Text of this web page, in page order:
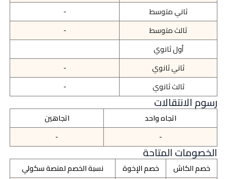
ثاني متوسط
-
ثالث متوسط
-
أول ثانوي
ثاني ثانوي
-
ثالث ثانوي
-
رسوم الانتقالات
اتجاه واحد
اتجاهين
-
-
الخصومات المتاحة
خصم الكاش خصم الإخوة
نسبة الخصم لمنصة سكولي